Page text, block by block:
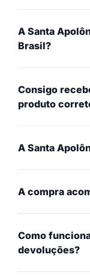
A Santa
Brasil?
Consigo
produto
A Santa
A compra
Como
devoluções?